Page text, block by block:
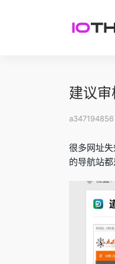
建议
a347194856
很多网址
的导航站